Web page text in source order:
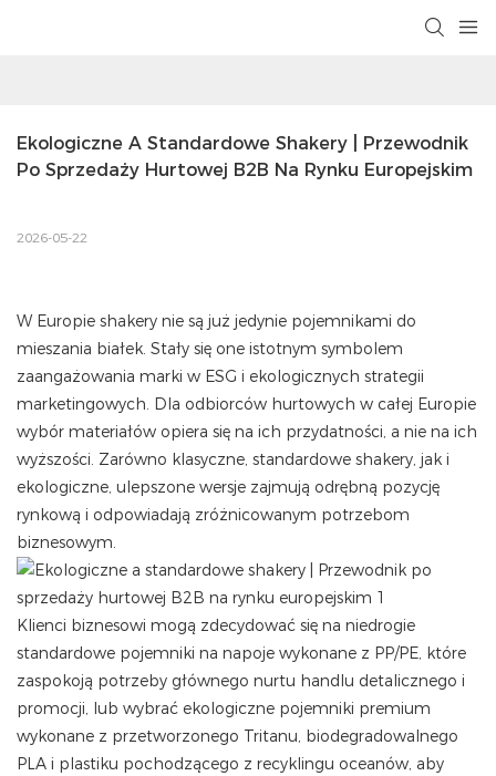
Ekologiczne A Standardowe Shakery | Przewodnik
Po Sprzedaży Hurtowej B2B Na Rynku Europejskim
2026-05-22
W Europie shakery nie są już jedynie pojemnikami do
mieszania białek. Stały się one istotnym symbolem
zaangażowania marki w ESG i ekologicznych strategii
marketingowych. Dla odbiorców hurtowych w całej Europie
wybór materiałów opiera się na ich przydatności, a nie na ich
wyższości. Zarówno klasyczne, standardowe shakery, jak i
ekologiczne, ulepszone wersje zajmują odrębną pozycję
rynkową i odpowiadają zróżnicowanym potrzebom
biznesowym.
Klienci biznesowi mogą zdecydować się na niedrogie
standardowe pojemniki na napoje wykonane z PP/PE, które
zaspokoją potrzeby głównego nurtu handlu detalicznego i
promocji, lub wybrać ekologiczne pojemniki premium
wykonane z przetworzonego Tritanu, biodegradowalnego
PLA i plastiku pochodzącego z recyklingu oceanów, aby